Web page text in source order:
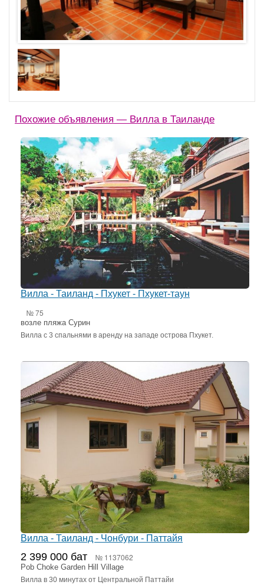
Похожие объявления — Вилла в Таиланде
Вилла - Таиланд - Пхукет - Пхукет-таун
№ 75
возле пляжа Сурин
Вилла с 3 спальнями в аренду на западе острова Пхукет.
Вилла - Таиланд - Чонбури - Паттайя
2 399 000 бат № 1137062
Pob Choke Garden Hill Village
Вилла в 30 минутах от Центральной Паттайи